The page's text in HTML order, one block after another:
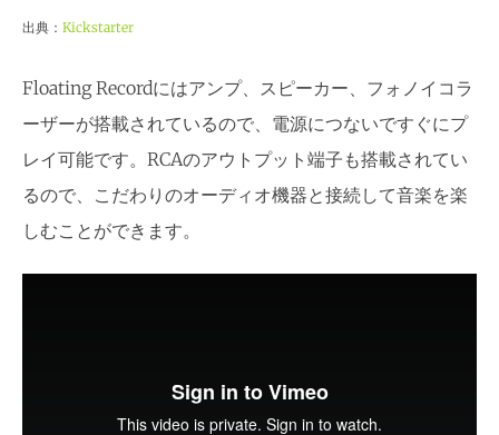
出典： Kickstarter
Floating Recordにはアンプ、スピーカー、フォノイコラ
ーザーが搭載されているので、電源につないですぐにプ
レイ可能です。RCAのアウトプット端子も搭載されてい
るので、こだわりのオーディオ機器と接続して音楽を楽
しむことができます。